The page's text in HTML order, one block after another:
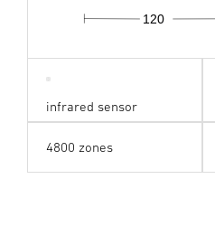
120
infrared sensor
4800 zones